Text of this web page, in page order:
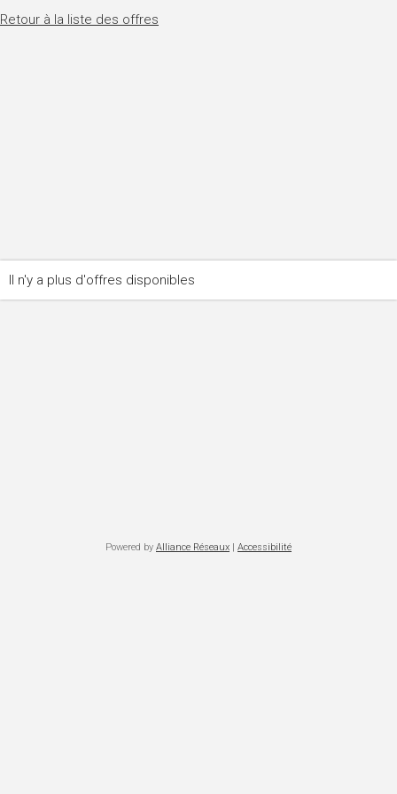
Retour à la liste des offres
Il n'y a plus d'offres disponibles
Powered by Alliance Réseaux | Accessibilité